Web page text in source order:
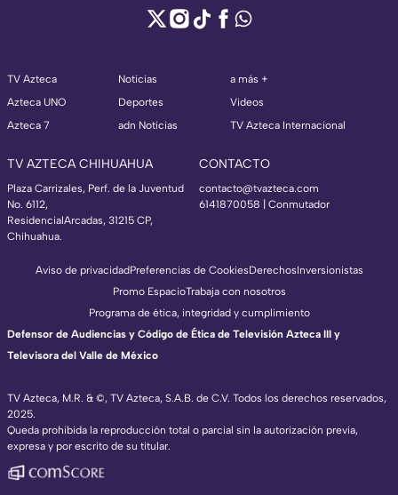
TV Azteca
Azteca UNO
Azteca 7
Noticias
Deportes
adn Noticias
a más +
Videos
TV Azteca Internacional
TV AZTECA CHIHUAHUA
Plaza Carrizales, Perf. de la Juventud
No. 6112,
ResidencialArcadas, 31215 CP,
Chihuahua.
CONTACTO
contacto@tvazteca.com
6141870058 | Conmutador
TV Azteca, M.R. & ©, TV Azteca, S.A.B. de C.V. Todos los derechos reservados,
2025.
Queda prohibida la reproducción total o parcial sin la autorización previa,
expresa y por escrito de su titular.
Aviso de privacidadPreferencias de CookiesDerechosInversionistas
Promo EspacioTrabaja con nosotros
Programa de ética, integridad y cumplimiento
Defensor de Audiencias y Código de Ética de Televisión Azteca III y
Televisora del Valle de México